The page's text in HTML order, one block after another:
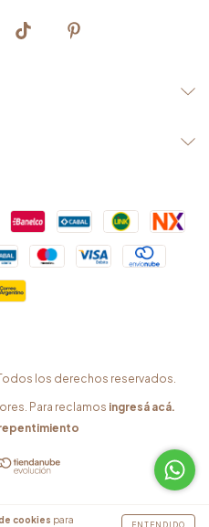
cookies para
ENTENDIDO
los derechos reservados.
Para reclamos ingresá acá.